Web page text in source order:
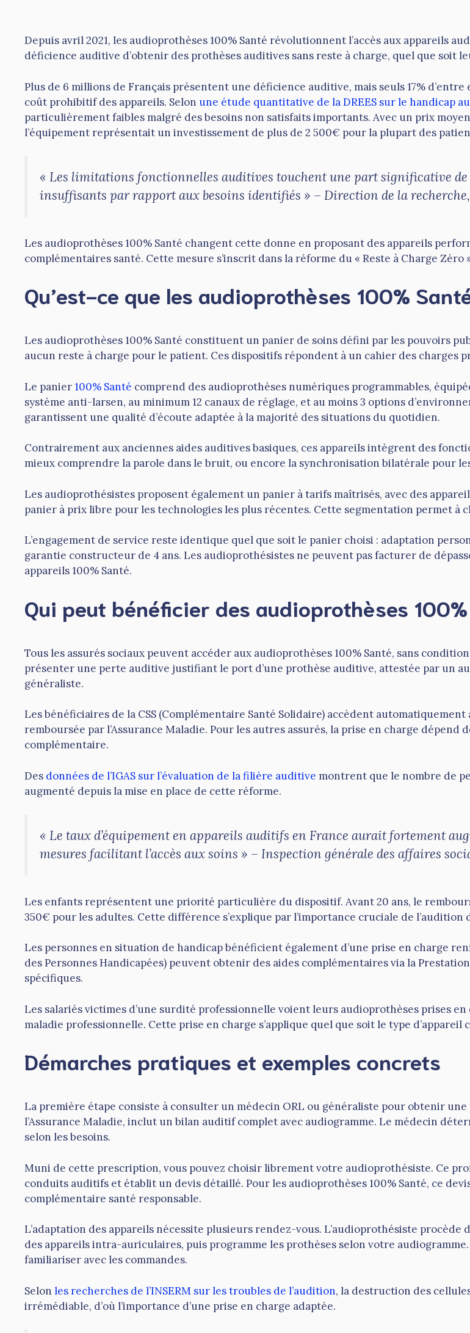
Depuis avril 2021, les audioprothèses 100% Santé révolutionnent l’accès aux appareils
déficience auditive d’obtenir des prothèses auditives sans reste à charge, quel que soit
Plus de 6 millions de Français présentent une déficience auditive, mais seuls 17%
coût prohibitif des appareils. Selon une étude quantitative de la DREES sur le handicap
particulièrement faibles malgré des besoins non satisfaits importants. Avec un prix
l’équipement représentait un investissement de plus de 2 500€ pour la plupart des
« Les limitations fonctionnelles auditives touchent une part significative de
insuffisants par rapport aux besoins identifiés » – Direction de la recherche,
Les audioprothèses 100% Santé changent cette donne en proposant des appareils
complémentaires santé. Cette mesure s’inscrit dans la réforme du « Reste à Charge
Qu’est-ce que les audioprothèses 100%
Les audioprothèses 100% Santé constituent un panier de soins défini par les pouvoirs
aucun reste à charge pour le patient. Ces dispositifs répondent à un cahier des charges
Le panier100% Santé comprend des audioprothèses numériques programmables,
système anti-larsen, au minimum 12 canaux de réglage, et au moins 3 options
garantissent une qualité d’écoute adaptée à la majorité des situations du quotidien.
Contrairement aux anciennes aides auditives basiques, ces appareils intègrent des
mieux comprendre la parole dans le bruit, ou encore la synchronisation bilatérale pour
Les audioprothésistes proposent également un panier à tarifs maîtrisés, avec des
panier à prix libre pour les technologies les plus récentes. Cette segmentation permet à
L’engagement de service reste identique quel que soit le panier choisi : adaptation
garantie constructeur de 4 ans. Les audioprothésistes ne peuvent pas facturer de
appareils 100% Santé.
Qui peut bénéficier des audioprothèses
Tous les assurés sociaux peuvent accéder aux audioprothèses 100% Santé, sans
présenter une perte auditive justifiant le port d’une prothèse auditive, attestée par un
généraliste.
Les bénéficiaires de la CSS (Complémentaire Santé Solidaire) accèdent
remboursée par l’Assurance Maladie. Pour les autres assurés, la prise en charge
complémentaire.
Des données de l’IGAS sur l’évaluation de la filière auditive montrent que le nombre de
augmenté depuis la mise en place de cette réforme.
« Le taux d’équipement en appareils auditifs en France aurait fortement
mesures facilitant l’accès aux soins » – Inspection générale des affaires
Les enfants représentent une priorité particulière du dispositif. Avant 20 ans, le
350€ pour les adultes. Cette différence s’explique par l’importance cruciale de
Les personnes en situation de handicap bénéficient également d’une prise en charge
des Personnes Handicapées) peuvent obtenir des aides complémentaires via la
spécifiques.
Les salariés victimes d’une surdité professionnelle voient leurs audioprothèses prises en
maladie professionnelle. Cette prise en charge s’applique quel que soit le type d’appareil
Démarches pratiques et exemples concrets
La première étape consiste à consulter un médecin ORL ou généraliste pour obtenir
l’Assurance Maladie, inclut un bilan auditif complet avec audiogramme. Le médecin
selon les besoins.
Muni de cette prescription, vous pouvez choisir librement votre audioprothésiste. Ce
conduits auditifs et établit un devis détaillé. Pour les audioprothèses 100% Santé, ce
complémentaire santé responsable.
L’adaptation des appareils nécessite plusieurs rendez-vous. L’audioprothésiste procède
des appareils intra-auriculaires, puis programme les prothèses selon votre
familiariser avec les commandes.
Selon les recherches de l’INSERM sur les troubles de l’audition, la destruction des
irrémédiable, d’où l’importance d’une prise en charge adaptée.